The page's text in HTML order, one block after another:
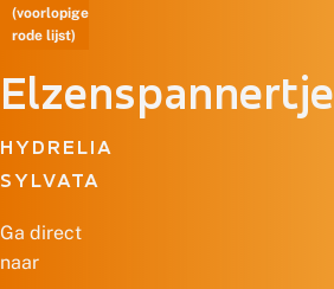
(voorlopige
rode lijst)
Elzenspannertje
HYDRELIA
SYLVATA
Ga direct
naar